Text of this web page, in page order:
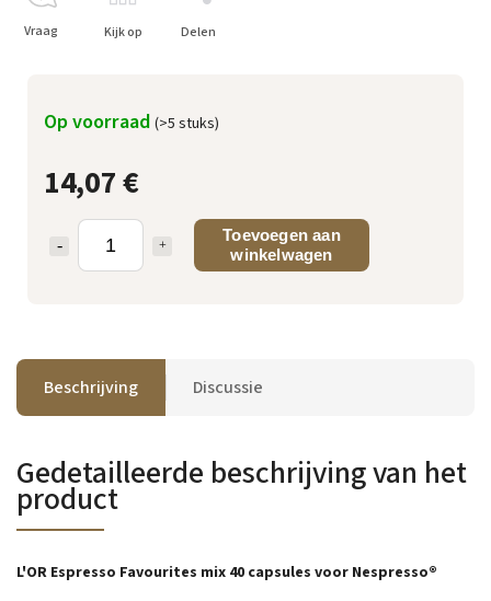
14,07 €
Toevoegen aan
winkelwagen
Op voorraad (>5 stuks)
Vraag Kijk op Delen
Beschrijving Discussie
Gedetailleerde beschrijving van het
product
L'OR Espresso Favourites mix 40 capsules voor Nespresso®